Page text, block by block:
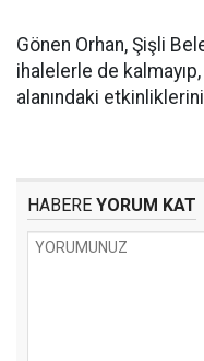
Gönen Orhan, Şişli
ihalelerle de
alanındaki
HABERE YORUM KAT